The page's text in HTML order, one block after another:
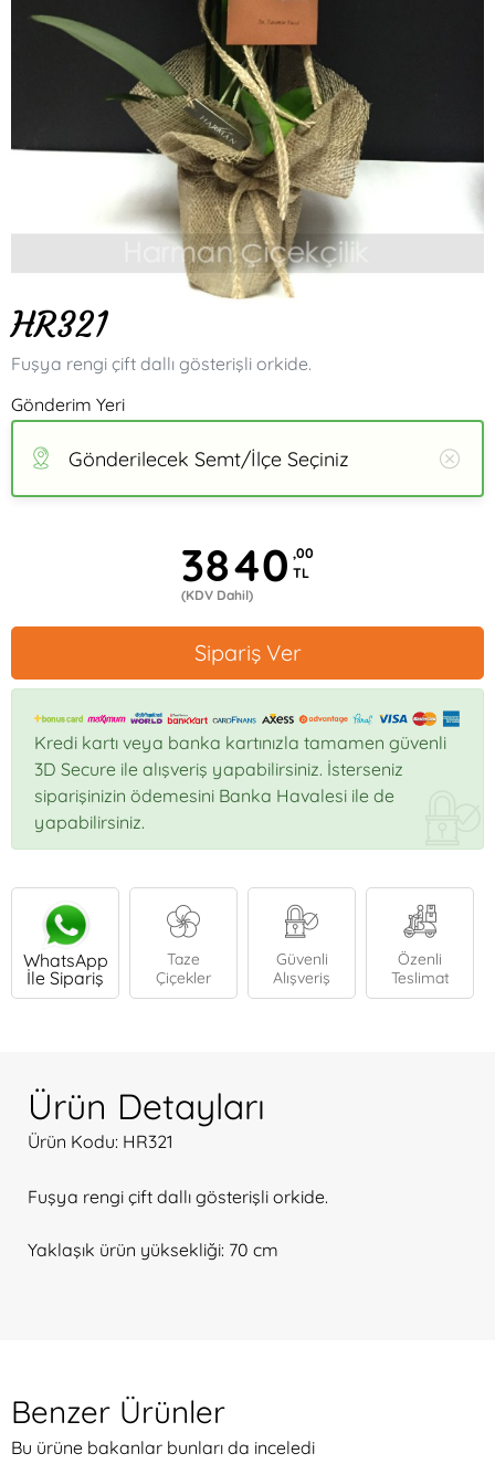
HR321
Fuşya rengi çift dallı gösterişli orkide.
Gönderim Yeri
Gönderilecek Semt/İlçe Seçiniz
3840 ,00
TL
(KDV Dahil)
Sipariş Ver
Kredi kartı veya banka kartınızla tamamen güvenli
3D Secure ile alışveriş yapabilirsiniz. İsterseniz
siparişinizin ödemesini Banka Havalesi ile de
yapabilirsiniz.
WhatsApp
İle Sipariş
Taze
Çiçekler
Güvenli
Alışveriş
Özenli
Teslimat
Ürün Detayları
Ürün Kodu: HR321
Fuşya rengi çift dallı gösterişli orkide.
Yaklaşık ürün yüksekliği: 70 cm
Benzer Ürünler
Bu ürüne bakanlar bunları da inceledi